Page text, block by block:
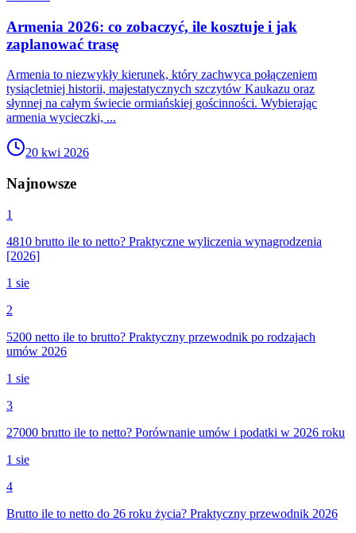
Armenia 2026: co zobaczyć, ile kosztuje i jak
zaplanować trasę
Armenia to niezwykły kierunek, który zachwyca połączeniem
tysiącletniej historii, majestatycznych szczytów Kaukazu oraz
słynnej na całym świecie ormiańskiej gościnności. Wybierając
armenia wycieczki, ...
20 kwi 2026
Najnowsze
1
4810 brutto ile to netto? Praktyczne wyliczenia wynagrodzenia
[2026]
1 sie
2
5200 netto ile to brutto? Praktyczny przewodnik po rodzajach
umów 2026
1 sie
3
27000 brutto ile to netto? Porównanie umów i podatki w 2026 roku
1 sie
4
Brutto ile to netto do 26 roku życia? Praktyczny przewodnik 2026